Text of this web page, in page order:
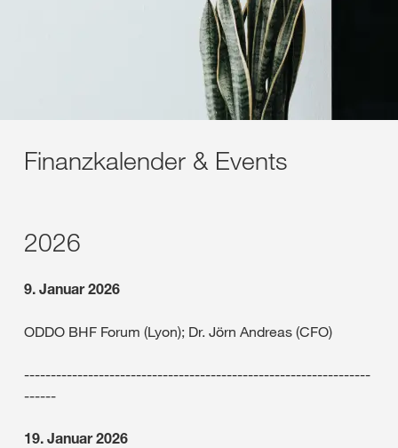
Finanzkalender & Events
2026
9. Januar 2026
ODDO BHF Forum (Lyon); Dr. Jörn Andreas (CFO)
-----------------------------------------------------------------
------
19. Januar 2026